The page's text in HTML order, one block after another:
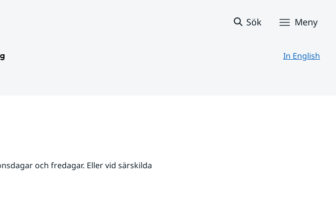
Sök Meny
In English
och fredagar. Eller vid särskilda